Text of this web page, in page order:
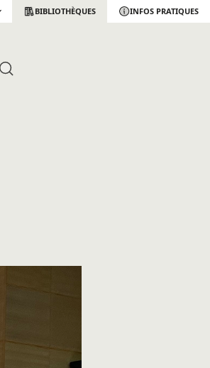
BIBLIOTHÈQUES INFOS PRATIQUES